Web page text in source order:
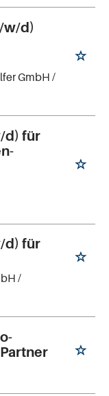
w/d)
GmbH/
d) für
d) für
/